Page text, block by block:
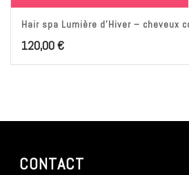
Hair spa Lumière d’Hiver – cheveux
120,00€
CONTACT